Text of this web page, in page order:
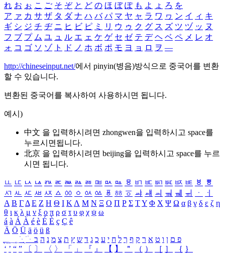
れ お ぉ こ ご そ ぞ と ど の ほ ぼ ぽ も よ ょ ろ を
ア ァ カ サ ザ タ ダ ナ ハ バ パ マ ヤ ャ ラ ワ ヮ ン イ ィ キ
ギ シ ジ チ ヂ ニ ヒ ビ ピ ミ リ ウ ゥ ク グ ス ズ ツ ヅ ッ ヌ
フ ブ プ ム ユ ュ ル エ ェ ケ ゲ セ ゼ テ デ ヘ ベ ペ メ レ オ
ォ コ ゴ ソ ゾ ト ド ノ ホ ボ ポ モ ヨ ョ ロ ヲ ―
http://chineseinput.net/에서 pinyin(병음)방식으로 중국어를 변환
할 수 있습니다.
변환된 중국어를 복사하여 사용하시면 됩니다.
예시)
中文 을 입력하시려면 zhongwen을 입력하시고 space를
누르시면됩니다.
北京 을 입력하시려면 beijing을 입력하시고 space를 누르
시면 됩니다.
ㅥ ㅦ ㅧ ㅨ ㅩ ㅪ ㅫ ㅬ ㅭ ㅮ ㅯ ㅰ ㅱ ㅲ ㅳ ㅴ ㅵ ㅶ ㅷ ㅸ
ㅹ
ㅺ ㅻ ㅼ ㅽ ㅾ ㅿ ㆀ ㆁ ㆂ ㆃ ㆄ ㆅ ㆆ ㆇ ㆈ ㆉ ㆊ ㆋ ㆌ ㆍ
ㆎ
Α Β ΓΔ Ε Ζ Η Θ Ι ΚΛ Μ Ν Ξ Ο Π Ρ Σ ΤΥ Φ Χ Ψ Ω α β γ δ ε ζ η
θ ι κ λ μ ν ξ ο π ρ σ τ υ φ χ ψ ω
á à Á À é è É È ç Ç ê
Ä Ö Ü ä ö ü ß
ִֶֹ ֻּ ׁׂ פ ם ן ו ט א ר ק ף ך ל ח י ע כ ג ד ש ץ ת צ מ נ ה ב
‘ ’ “ ” 〔 〕 〈 〉 「 」 『 』 【 】 ＂ （ ） ［ ］ ｛ ｝